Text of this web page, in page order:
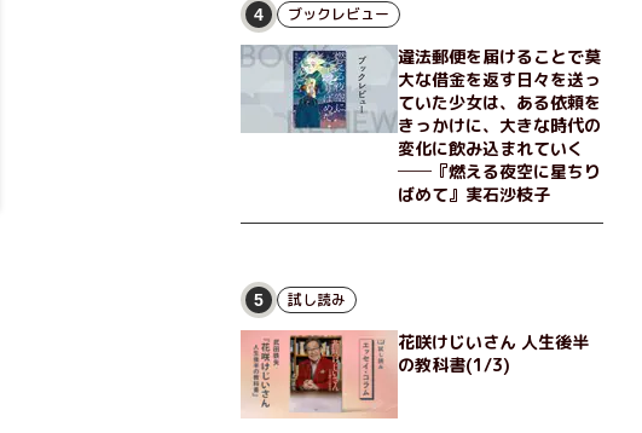
出島で見つかったある物質について博士の意見を聞
きたいという。恵弥は、まるで影のような存在の博
士とまみえることはできるのか？ そして、唄の歌
詞「かたむくマリア」に込められた秘密とは？ 謎
めいたラストが鮮烈な余韻を残すシリーズ第四作！
4 ブックレビュー
違法郵便を届けることで莫
大な借金を返す日々を送っ
ていた少女は、ある依頼を
きっかけに、大きな時代の
変化に飲み込まれていく
──『燃える夜空に星ちり
ばめて』実石沙枝子
5 試し読み
花咲けじいさん 人生後半
の教科書(1/3)